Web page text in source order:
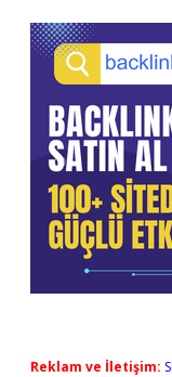
Reklam ve İletişim: